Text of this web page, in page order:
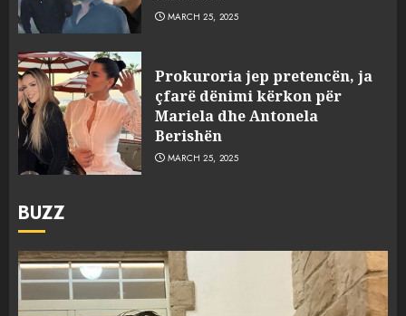
MARCH 25, 2025
Prokuroria jep pretencën, ja
çfarë dënimi kërkon për
Mariela dhe Antonela
Berishën
MARCH 25, 2025
BUZZ